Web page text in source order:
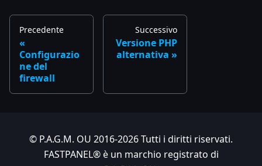
Precedente
Configurazio
ne del
firewall
Successivo
Versione PHP
alternativa
© P.A.G.M. OU 2016-2026 Tutti i diritti riservati.
FASTPANEL® è un marchio registrato di